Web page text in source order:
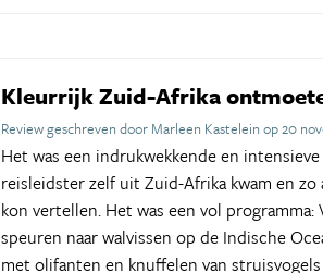
Kleurrijk Zuid-Afrika
Review geschreven door Marleen Kastelein op 20
Het was een indrukwekkende en
reisleidster zelf uit Zuid-Afrika kwam en
kon vertellen. Het was een vol
speuren naar walvissen op de Indische
met olifanten en knuffelen van